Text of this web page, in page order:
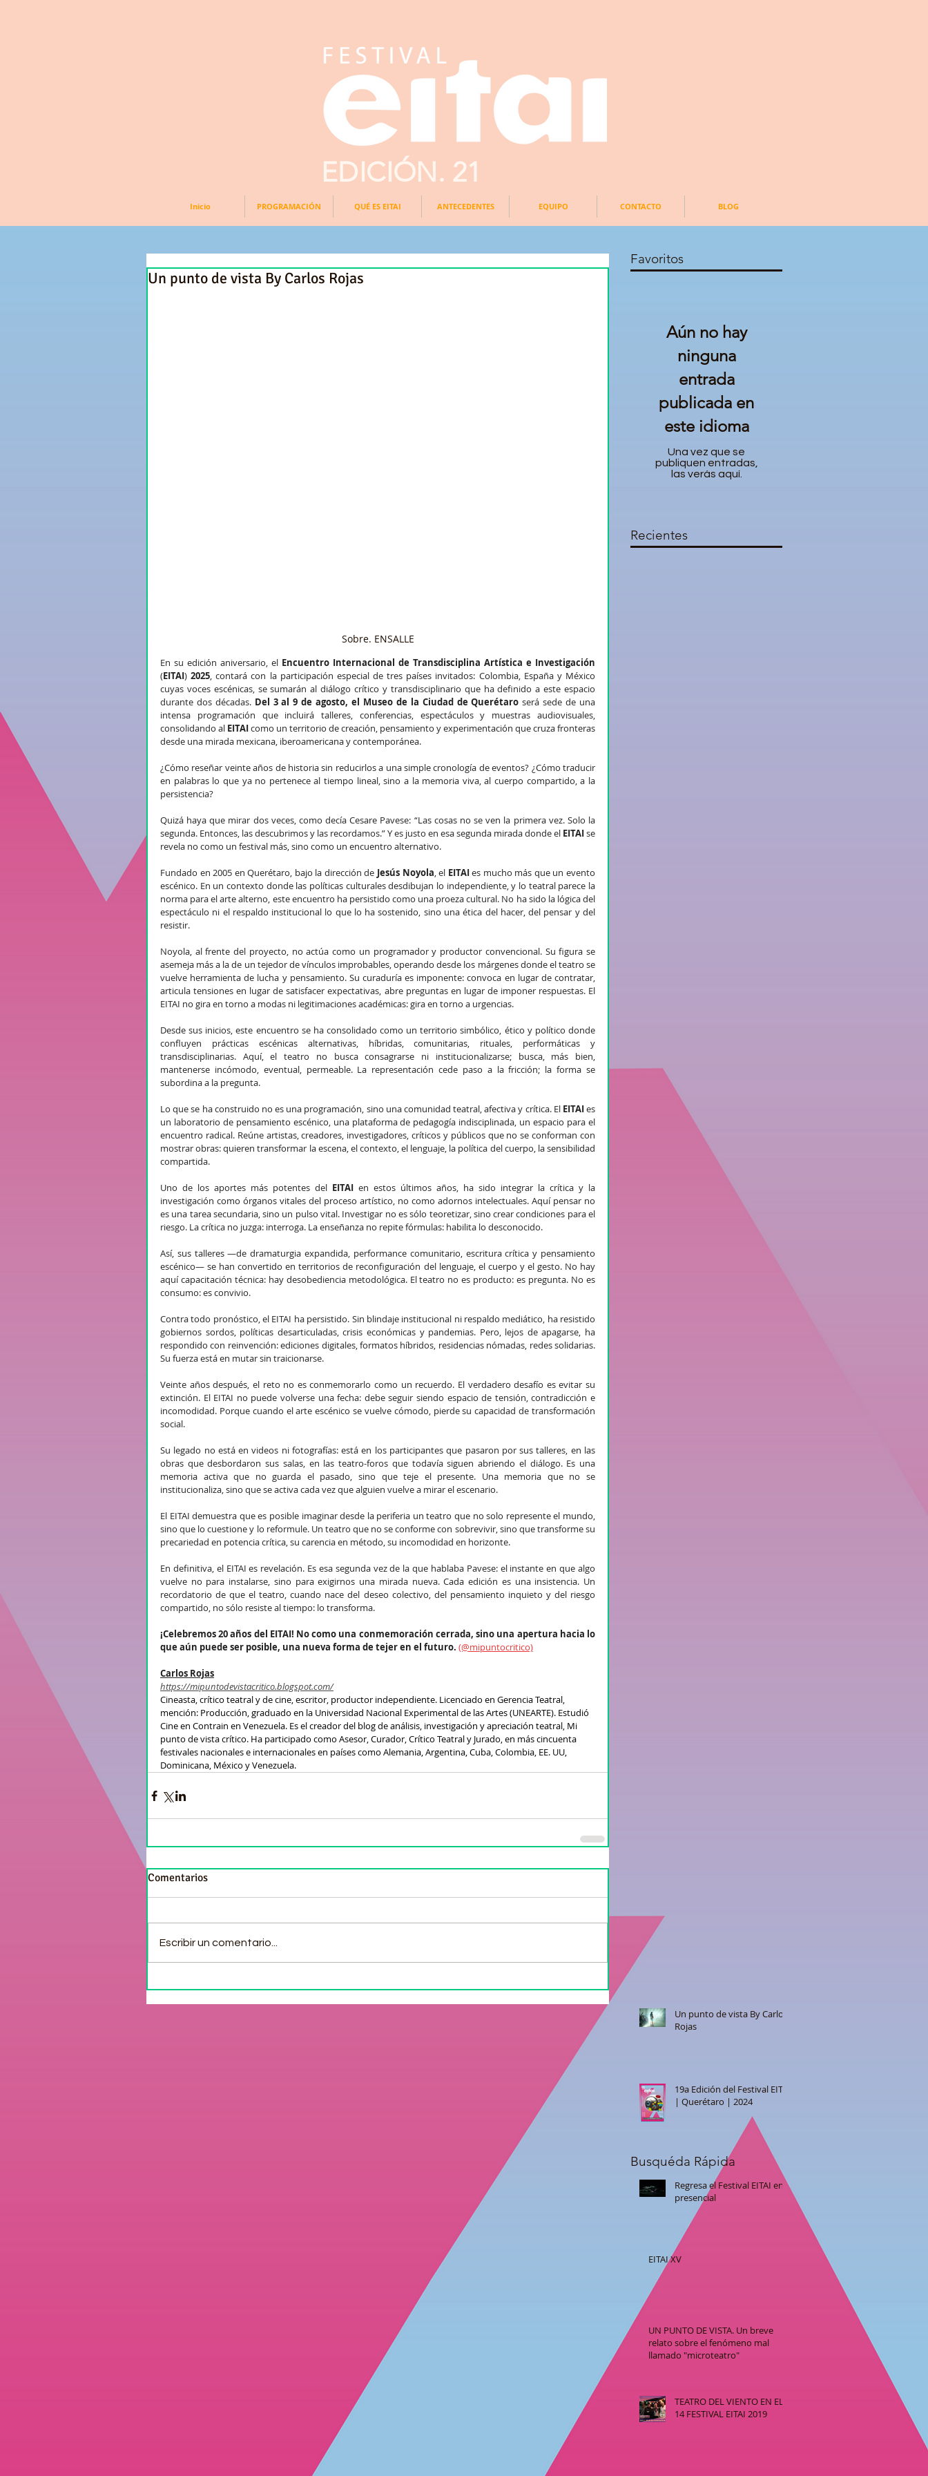
EDICIÓN. 21
Inicio PROGRAMACIÓN QUÉ ES EITAI ANTECEDENTES EQUIPO CONTACTO BLOG
Un punto de vista By Carlos Rojas
Sobre. ENSALLE
En su edición aniversario, el Encuentro Internacional de Transdisciplina Artística e Investigación
(EITAI) 2025, contará con la participación especial de tres países invitados: Colombia, España y México
cuyas voces escénicas, se sumarán al diálogo crítico y transdisciplinario que ha definido a este espacio
durante dos décadas. Del 3 al 9 de agosto, el Museo de la Ciudad de Querétaro será sede de una
intensa programación que incluirá talleres, conferencias, espectáculos y muestras audiovisuales,
consolidando al EITAI como un territorio de creación, pensamiento y experimentación que cruza fronteras
desde una mirada mexicana, iberoamericana y contemporánea.
¿Cómo reseñar veinte años de historia sin reducirlos a una simple cronología de eventos? ¿Cómo traducir
en palabras lo que ya no pertenece al tiempo lineal, sino a la memoria viva, al cuerpo compartido, a la
persistencia?
Quizá haya que mirar dos veces, como decía Cesare Pavese: “Las cosas no se ven la primera vez. Solo la
segunda. Entonces, las descubrimos y las recordamos.” Y es justo en esa segunda mirada donde el EITAI se
revela no como un festival más, sino como un encuentro alternativo.
Fundado en 2005 en Querétaro, bajo la dirección de Jesús Noyola, el EITAI es mucho más que un evento
escénico. En un contexto donde las políticas culturales desdibujan lo independiente, y lo teatral parece la
norma para el arte alterno, este encuentro ha persistido como una proeza cultural. No ha sido la lógica del
espectáculo ni el respaldo institucional lo que lo ha sostenido, sino una ética del hacer, del pensar y del
resistir.
Noyola, al frente del proyecto, no actúa como un programador y productor convencional. Su figura se
asemeja más a la de un tejedor de vínculos improbables, operando desde los márgenes donde el teatro se
vuelve herramienta de lucha y pensamiento. Su curaduría es imponente: convoca en lugar de contratar,
articula tensiones en lugar de satisfacer expectativas, abre preguntas en lugar de imponer respuestas. El
EITAI no gira en torno a modas ni legitimaciones académicas: gira en torno a urgencias.
Desde sus inicios, este encuentro se ha consolidado como un territorio simbólico, ético y político donde
confluyen prácticas escénicas alternativas, híbridas, comunitarias, rituales, performáticas y
transdisciplinarias. Aquí, el teatro no busca consagrarse ni institucionalizarse; busca, más bien,
mantenerse incómodo, eventual, permeable. La representación cede paso a la fricción; la forma se
subordina a la pregunta.
Lo que se ha construido no es una programación, sino una comunidad teatral, afectiva y crítica. El EITAI es
un laboratorio de pensamiento escénico, una plataforma de pedagogía indisciplinada, un espacio para el
encuentro radical. Reúne artistas, creadores, investigadores, críticos y públicos que no se conforman con
mostrar obras: quieren transformar la escena, el contexto, el lenguaje, la política del cuerpo, la sensibilidad
compartida.
Uno de los aportes más potentes del EITAI en estos últimos años, ha sido integrar la crítica y la
investigación como órganos vitales del proceso artístico, no como adornos intelectuales. Aquí pensar no
es una tarea secundaria, sino un pulso vital. Investigar no es sólo teoretizar, sino crear condiciones para el
riesgo. La crítica no juzga: interroga. La enseñanza no repite fórmulas: habilita lo desconocido.
Así, sus talleres —de dramaturgia expandida, performance comunitario, escritura crítica y pensamiento
escénico— se han convertido en territorios de reconfiguración del lenguaje, el cuerpo y el gesto. No hay
aquí capacitación técnica: hay desobediencia metodológica. El teatro no es producto: es pregunta. No es
consumo: es convivio.
Contra todo pronóstico, el EITAI ha persistido. Sin blindaje institucional ni respaldo mediático, ha resistido
gobiernos sordos, políticas desarticuladas, crisis económicas y pandemias. Pero, lejos de apagarse, ha
respondido con reinvención: ediciones digitales, formatos híbridos, residencias nómadas, redes solidarias.
Su fuerza está en mutar sin traicionarse.
Veinte años después, el reto no es conmemorarlo como un recuerdo. El verdadero desafío es evitar su
extinción. El EITAI no puede volverse una fecha: debe seguir siendo espacio de tensión, contradicción e
incomodidad. Porque cuando el arte escénico se vuelve cómodo, pierde su capacidad de transformación
social.
Su legado no está en videos ni fotografías: está en los participantes que pasaron por sus talleres, en las
obras que desbordaron sus salas, en las teatro-foros que todavía siguen abriendo el diálogo. Es una
memoria activa que no guarda el pasado, sino que teje el presente. Una memoria que no se
institucionaliza, sino que se activa cada vez que alguien vuelve a mirar el escenario.
El EITAI demuestra que es posible imaginar desde la periferia un teatro que no solo represente el mundo,
sino que lo cuestione y lo reformule. Un teatro que no se conforme con sobrevivir, sino que transforme su
precariedad en potencia crítica, su carencia en método, su incomodidad en horizonte.
En definitiva, el EITAI es revelación. Es esa segunda vez de la que hablaba Pavese: el instante en que algo
vuelve no para instalarse, sino para exigirnos una mirada nueva. Cada edición es una insistencia. Un
recordatorio de que el teatro, cuando nace del deseo colectivo, del pensamiento inquieto y del riesgo
compartido, no sólo resiste al tiempo: lo transforma.
¡Celebremos 20 años del EITAI! No como una conmemoración cerrada, sino una apertura hacia lo
que aún puede ser posible, una nueva forma de tejer en el futuro. (@mipuntocritico)
Carlos Rojas
https://mipuntodevistacritico.blogspot.com/
Cineasta, crítico teatral y de cine, escritor, productor independiente. Licenciado en Gerencia Teatral,
mención: Producción, graduado en la Universidad Nacional Experimental de las Artes (UNEARTE). Estudió
Cine en Contrain en Venezuela. Es el creador del blog de análisis, investigación y apreciación teatral, Mi
punto de vista crítico. Ha participado como Asesor, Curador, Crítico Teatral y Jurado, en más cincuenta
festivales nacionales e internacionales en países como Alemania, Argentina, Cuba, Colombia, EE. UU,
Dominicana, México y Venezuela.
Comentarios
Escribir un comentario...
Favoritos
Aún no hay
ninguna
entrada
publicada en
este idioma
Una vez que se
publiquen entradas,
las verás aquí.
Recientes
Un punto de vista By Carlos
Rojas
19a Edición del Festival EITAI
| Querétaro | 2024
Regresa el Festival EITAI en
presencial
EITAI XV
UN PUNTO DE VISTA. Un breve
relato sobre el fenómeno mal
llamado "microteatro"
TEATRO DEL VIENTO EN EL
14 FESTIVAL EITAI 2019
Busquéda Rápida